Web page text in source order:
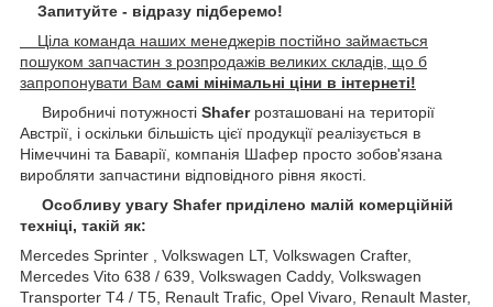
Запитуйте - відразу підберемо!
Ціла команда наших менеджерів постійно займається
пошуком запчастин з розпродажів великих складів, що б
запропонувати Вам самі мінімальні ціни в інтернеті!
Виробничі потужності Shaferрозташовані на території
Австрії, і оскільки більшість цієї продукції реалізується в
Німеччині та Баварії, компанія Шафер просто зобов'язана
виробляти запчастини відповідного рівня якості.
Особливу увагу Shafer приділено малій комерційній
техніці, такій як:
Mercedes Sprinter , Volkswagen LT, Volkswagen Crafter,
Mercedes Vito 638 / 639, Volkswagen Caddy, Volkswagen
Transporter T4 / T5, Renault Trafic, Opel Vivaro, Renault Master,